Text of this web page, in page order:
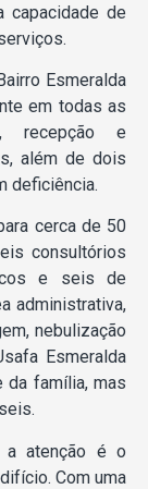
capacidade de
Esmeralda
em todas as
recepção e
além de dois
deficiência.
cerca de 50
consultórios
e seis de
administrativa,
nebulização
Esmeralda
da família, mas
a atenção é o
Com uma